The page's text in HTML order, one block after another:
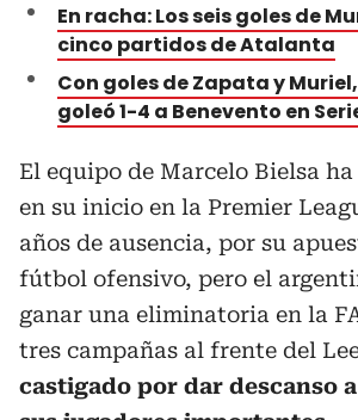
En racha: Los seis goles de
cinco partidos de Atalanta
Con goles de Zapata y
goleó 1-4 a Benevento en
El equipo de Marcelo Bielsa
en su inicio en la Premier
años de ausencia, por su
fútbol ofensivo, pero el
ganar una eliminatoria en la
tres campañas al frente del
castigado por dar descanso